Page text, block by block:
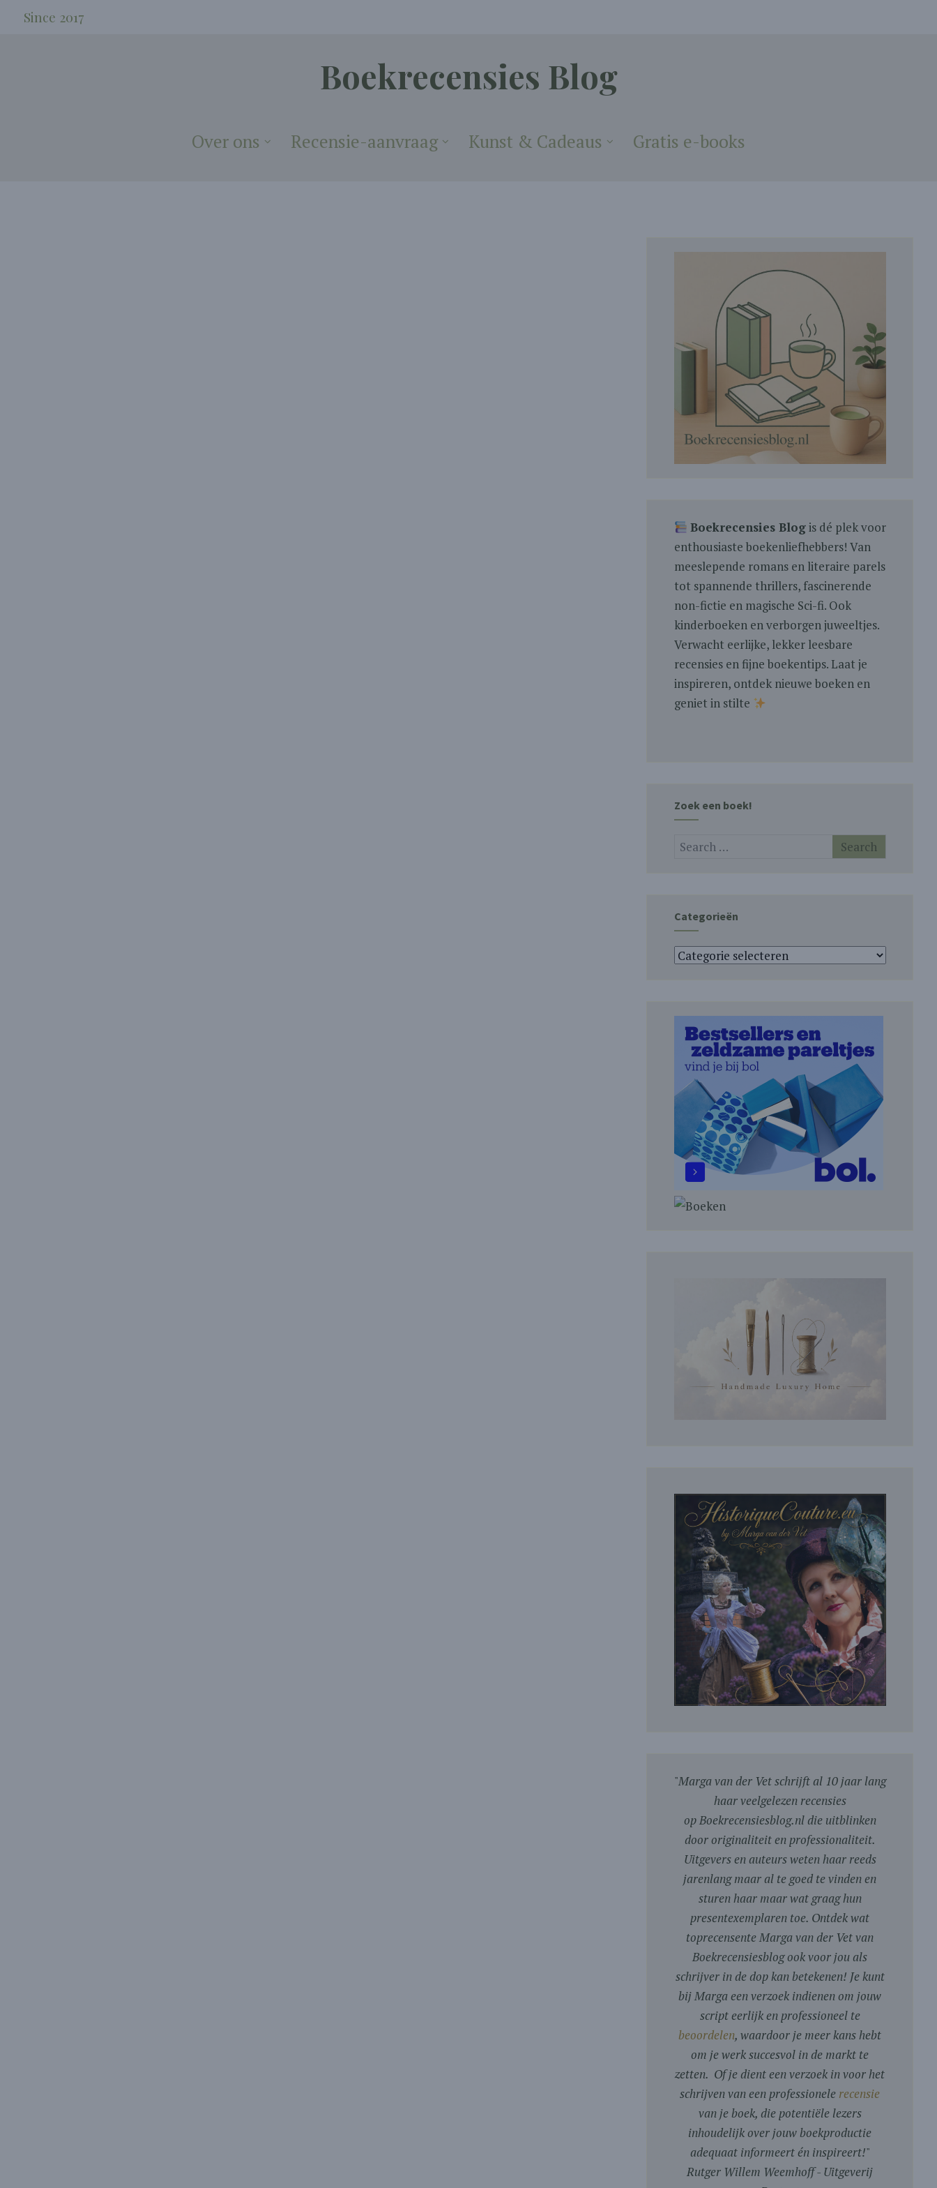
Since 2017
Boekrecensies Blog
Over ons Recensie-aanvraag Kunst & Cadeaus Gratis e-books
Boekrecensies Blogis dé plek voor
enthousiaste boekenliefhebbers! Van
meeslepende romans en literaire parels
tot spannende thrillers, fascinerende
non-fictie en magische Sci-fi. Ook
kinderboeken en verborgen juweeltjes.
Verwacht eerlijke, lekker leesbare
recensies en fijne boekentips. Laat je
inspireren, ontdek nieuwe boeken en
geniet in stilte
Zoek een boek!
Categorieën
Categorieën
"Marga van der Vet schrijft al 10 jaar lang
haar veelgelezen recensies
op Boekrecensiesblog.nl die uitblinken
door originaliteit en professionaliteit.
Uitgevers en auteurs weten haar reeds
jarenlang maar al te goed te vinden en
sturen haar maar wat graag hun
presentexemplaren toe. Ontdek wat
toprecensente Marga van der Vet van
Boekrecensiesblog ook voor jou als
schrijver in de dop kan betekenen! Je kunt
bij Marga een verzoek indienen om jouw
script eerlijk en professioneel te
beoordelen, waardoor je meer kans hebt
om je werk succesvol in de markt te
zetten. Of je dient een verzoek in voor het
schrijven van een professionele recensie
van je boek, die potentiële lezers
inhoudelijk over jouw boekproductie
adequaat informeert én inspireert!"
Rutger Willem Weemhoff - Uitgeverij